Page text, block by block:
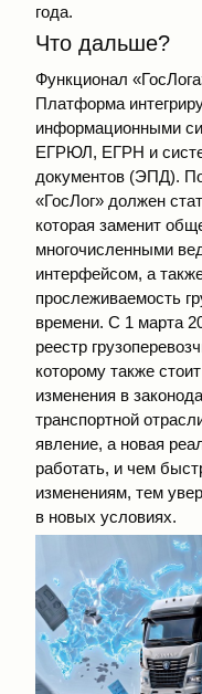
года.
Что дальше?
Функционал
Платформа
информационными
ЕГРЮЛ, ЕГРН и
документов (ЭПД).
«ГосЛог» должен
которая заменит
многочисленными
интерфейсом, а
прослеживаемость
времени. С 1 марта
реестр
которому также
изменения в
транспортной
явление, а новая
работать, и чем
изменениям, тем
в новых условиях.